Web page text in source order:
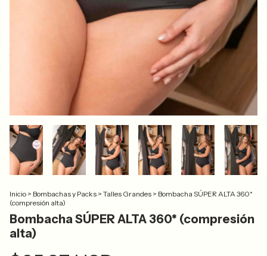
Inicio > Bombachas y Packs > Talles Grandes > Bombacha SÚPER ALTA 360*
(compresión alta)
Bombacha SÚPER ALTA 360* (compresión
alta)